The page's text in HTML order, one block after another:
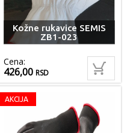
Kožne rukavice SEMIS
ZB1-023
Cena:
426,00RSD
AKCIJA